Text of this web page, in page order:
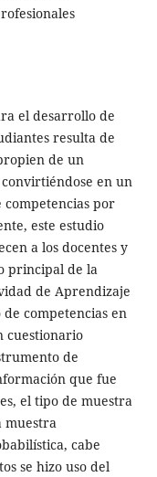
el desarrollo de
resulta de
de un
en un
por
este estudio
a los docentes y
principal de la
de Aprendizaje
competencias en
cuestionario
de
que fue
el tipo de muestra
muestra
cabe
se hizo uso del